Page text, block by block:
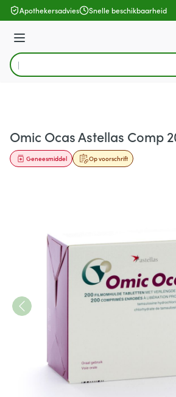
Ga naar de inhoud
Apothekersadvies Snelle beschikbaarheid
Menu
Product, merk, categorie...
Omic Ocas Astellas Comp
Op voorschrift
Geneesmiddel